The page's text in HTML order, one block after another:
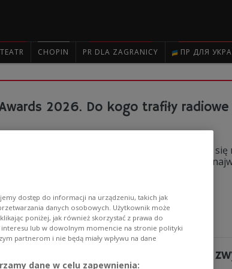
TEATR CHOPIN PR DLA ZAGRANICY ПР ДЛЯ
2026. Do kogo trafiły
Dawida Kwiatkowskiego i Kayah oraz "dopóki
Zalię, Kodera i Leona Krześniaka okazały się
2026. 9 kwietnia poznamy
dostęp do informacji na urządzeniu, takich jak
danych osobowych. Użytkownik może
poniżej, jak również skorzystać z prawa do
lub w dowolnym momencie na stronie polityki
partnerom i nie będą miały wpływu na dane
dane w celu zapewnienia: